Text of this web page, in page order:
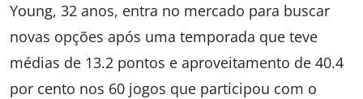
Young, 32 anos, entra no mercado para buscar
novas opções após uma temporada que teve
médias de 13.2 pontos e aproveitamento de 40.4
por cento nos 60 jogos que participou com o